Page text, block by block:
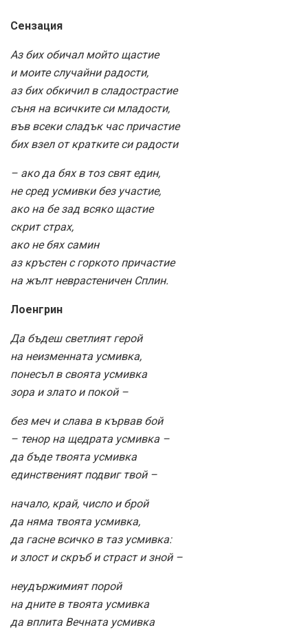
Сензация
Аз бих обичал мойто щастие
и моите случайни радости,
аз бих обкичил в сладострастие
съня на всичките си младости,
във всеки сладък час причастие
бих взел от кратките си радости
– ако да бях в тоз свят един,
не сред усмивки без участие,
ако на бе зад всяко щастие
скрит страх,
ако не бях самин
аз кръстен с горкото причастие
на жълт неврастеничен Сплин.
Лоенгрин
Да бъдеш светлият герой
на неизменната усмивка,
понесъл в своята усмивка
зора и злато и покой –
без меч и слава в кървав бой
– тенор на щедрата усмивка –
да бъде твоята усмивка
единственият подвиг твой –
начало, край, число и брой
да няма твоята усмивка,
да гасне всичко в таз усмивка:
и злост и скръб и страст и зной –
неудържимият порой
на дните в твоята усмивка
да вплита Вечната усмивка